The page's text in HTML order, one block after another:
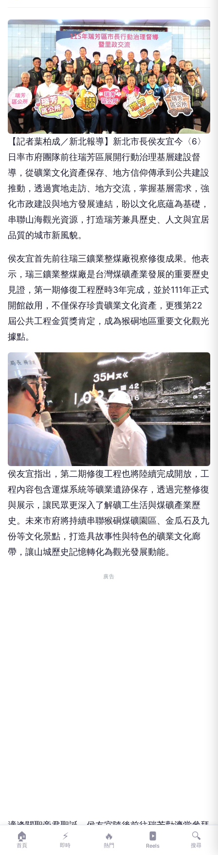
向下繼續閱讀
走讀礦山記憶、傾聽地方需求 侯友
宜瑞芳座談強化山海城市韌性
民 民眾日報民眾網2026-08-06 15:03:45
日率市府團隊前往瑞芳區展開行動治理基層建設督
導，從礦業文化資產保存、地方信仰傳承到公共建設
推動，透過實地走訪、地方交流，掌握基層需求，強
化市政建設與地方發展連結，盼以文化底蘊為基礎，
串聯山海觀光資源，打造瑞芳兼具歷史、人文與宜居
品質的城市新風貌。
侯友宜首先前往瑞三鑛業整煤廠視察修復成果。他表
示，瑞三鑛業整煤廠是台灣煤礦產業發展的重要歷史
見證，第一期修復工程歷時3年完成，並於111年正式
開館啟用，不僅保存珍貴礦業文化資產，更獲第22
屆公共工程金質獎肯定，成為猴硐地區重要文化觀光
據點。
侯友宜指出，第二期修復工程也將陸續完成開放，工
🏠
首頁
⚡
即時
🔥
熱門 Reels
🔍
搜尋